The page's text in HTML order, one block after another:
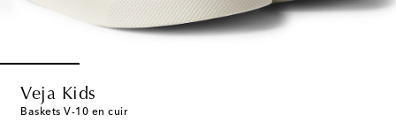
Veja Kids
Baskets V-10 en cuir